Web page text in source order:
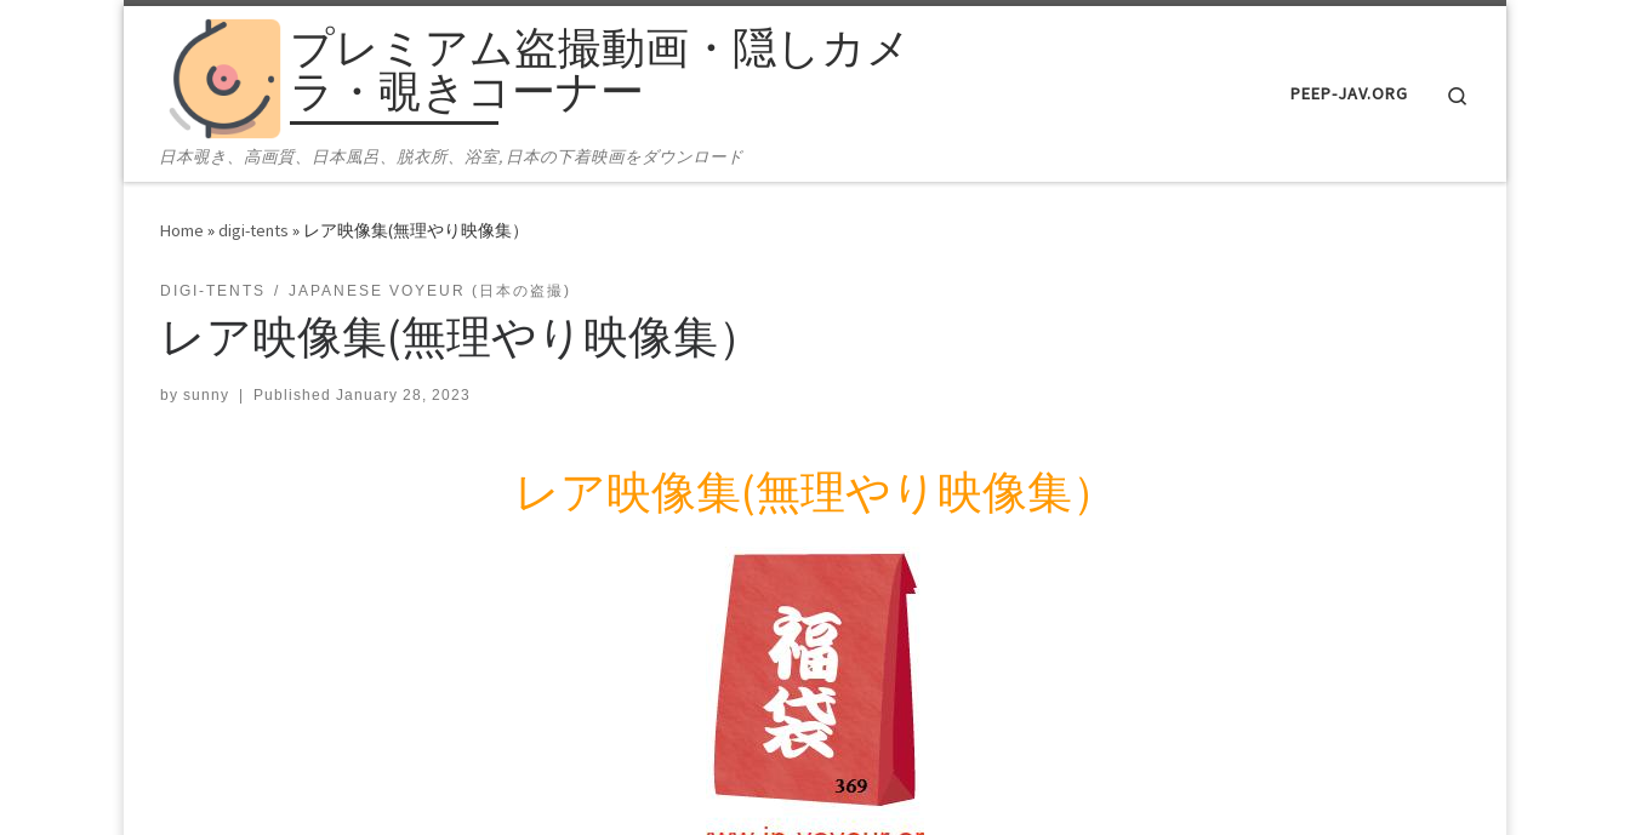
プレミアム盗撮動画・隠しカメ
ラ・覗きコーナー
日本覗き、高画質、日本風呂、脱衣所、浴室, 日本の下着映画をダウンロード
PEEP-JAV.ORG
Home »digi-tents » レア映像集(無理やり映像集）
DIGI-TENTS JAPANESE VOYEUR (日本の盗撮)
レア映像集(無理やり映像集）
by sunny Published January 28, 2023
レア映像集(無理やり映像集）